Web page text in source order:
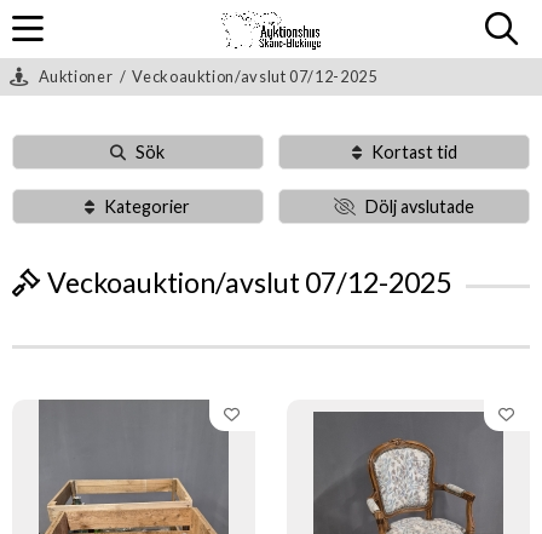
Auktioner / Veckoauktion/avslut 07/12-2025
Sök Kortast tid
Kategorier Dölj avslutade
Veckoauktion/avslut 07/12-2025